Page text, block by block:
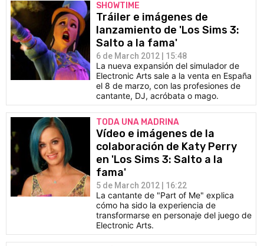
SHOWTIME
Tráiler e imágenes de
lanzamiento de 'Los Sims 3:
Salto a la fama'
6 de March 2012 | 15:48
La nueva expansión del simulador de
Electronic Arts sale a la venta en España
el 8 de marzo, con las profesiones de
cantante, DJ, acróbata o mago.
TODA UNA MADRINA
Vídeo e imágenes de la
colaboración de Katy Perry
en 'Los Sims 3: Salto a la
fama'
5 de March 2012 | 16:22
La cantante de "Part of Me" explica
cómo ha sido la experiencia de
transformarse en personaje del juego de
Electronic Arts.